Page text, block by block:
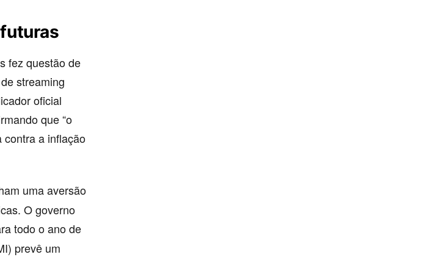
fez questão de
streaming
oficial
que “o
contra a inflação
uma aversão
O governo
todo o ano de
prevê um